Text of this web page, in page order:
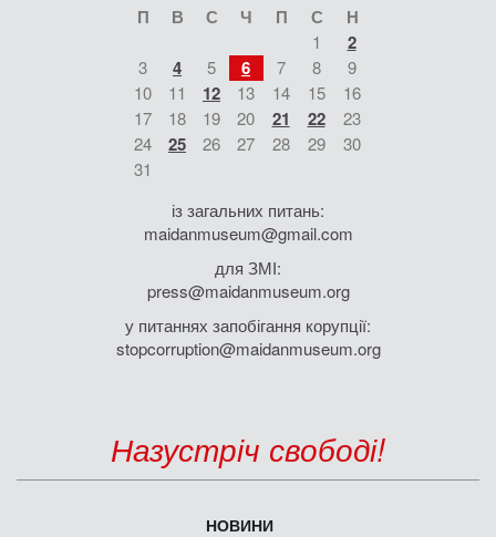
П В С Ч П С Н
1 2
3 4 5 6 7 8
9
10
11 12 13 14 15
16
17
18 19 20 21 22
23
24
25 26 27 28 29
30
31
із загальних питань:
maidanmuseum@gmail.com
для ЗМІ:
press@maidanmuseum.org
у питаннях запобігання корупції:
stopcorruption@maidanmuseum.org
Назустріч свободі!
НОВИНИ